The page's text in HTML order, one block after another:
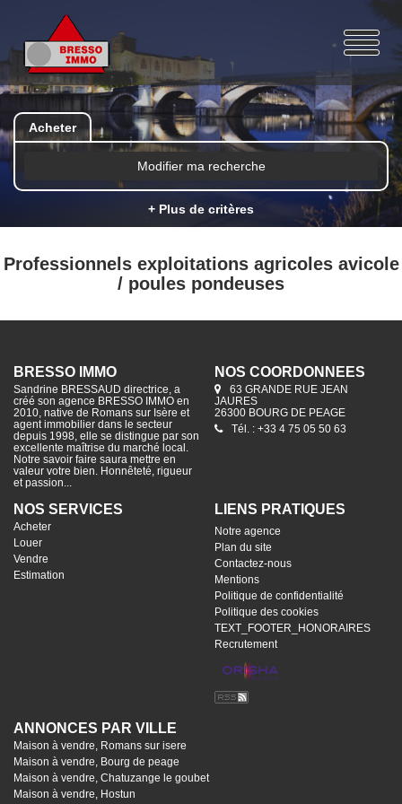
Acheter
Modifier ma recherche
+ Plus de critères
Professionnels exploitations agricoles avicole
/ poules pondeuses
BRESSO IMMO
Sandrine BRESSAUD directrice, a
créé son agence BRESSO IMMO en
2010, native de Romans sur Isère et
agent immobilier dans le secteur
depuis 1998, elle se distingue par son
excellente maîtrise du marché local.
Notre savoir faire saura mettre en
valeur votre bien. Honnêteté, rigueur
et passion...
NOS COORDONNÉES
63 GRANDE RUE JEAN
JAURES
26300 BOURG DE PEAGE
Tél. : +33 4 75 05 50 63
NOS SERVICES
Acheter
Louer
Vendre
Estimation
LIENS PRATIQUES
Notre agence
Plan du site
Contactez-nous
Mentions
Politique de confidentialité
Politique des cookies
TEXT_FOOTER_HONORAIRES
Recrutement
ANNONCES PAR VILLE
Maison à vendre, Romans sur isere
Maison à vendre, Bourg de peage
Maison à vendre, Chatuzange le goubet
Maison à vendre, Hostun